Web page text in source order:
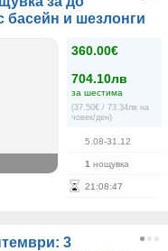
и шезлонги
360.00€
704.10лв
за шестима
(37.50€ / 73.34лв на
човек/ден)
5.08-31.12
1 нощувка
21 :08:46
3